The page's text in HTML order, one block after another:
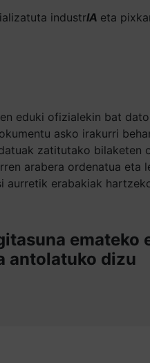
industrIA eta
eduki ofizialekin bat
asko irakurri
zatitutako bilaketen
arabera ordenatua eta
aurretik erabakiak
emateko
antolatuko dizu